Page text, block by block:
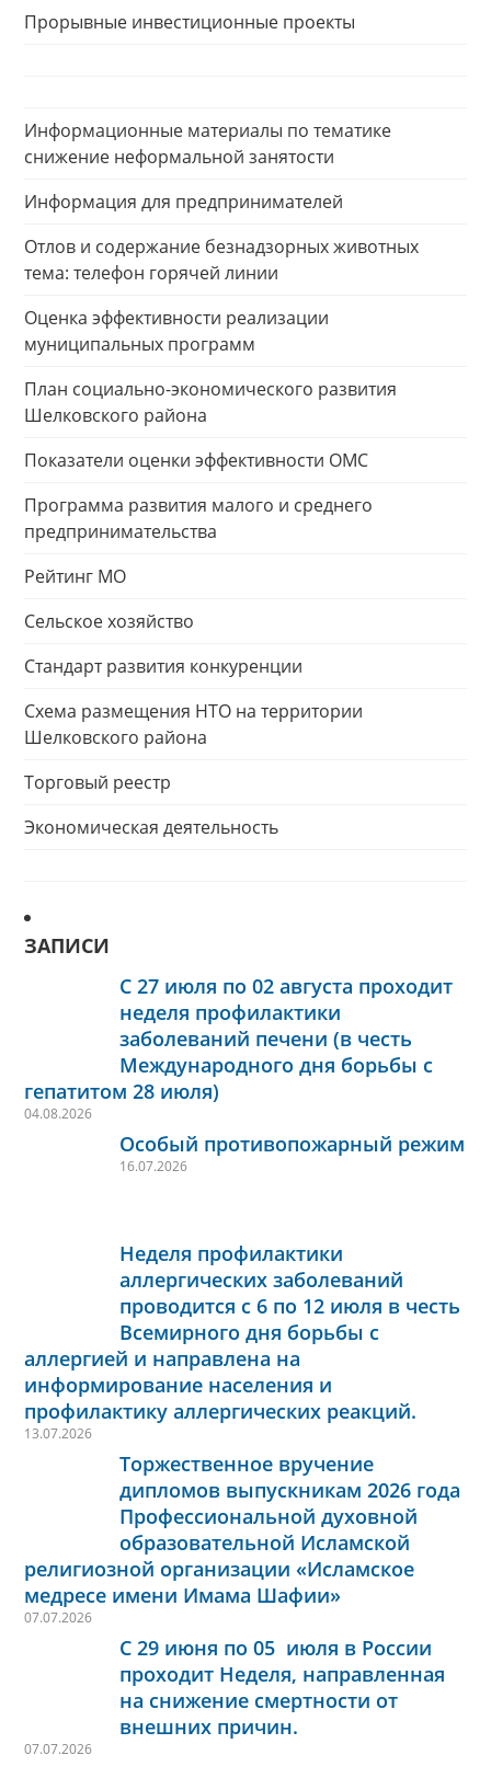
Прорывные инвестиционные проекты
Информационные материалы по тематике
снижение неформальной занятости
Информация для предпринимателей
Отлов и содержание безнадзорных животных
тема: телефон горячей линии
Оценка эффективности реализации
муниципальных программ
План социально-экономического развития
Шелковского района
Показатели оценки эффективности ОМС
Программа развития малого и среднего
предпринимательства
Рейтинг МО
Сельское хозяйство
Стандарт развития конкуренции
Схема размещения НТО на территории
Шелковского района
Торговый реестр
Экономическая деятельность
ЗАПИСИ
С 27 июля по 02 августа проходит
неделя профилактики
заболеваний печени (в честь
Международного дня борьбы с
гепатитом 28 июля)
04.08.2026
Особый противопожарный режим
16.07.2026
Неделя профилактики
аллергических заболеваний
проводится с 6 по 12 июля в честь
Всемирного дня борьбы с
аллергией и направлена на
информирование населения и
профилактику аллергических реакций.
13.07.2026
Торжественное вручение
дипломов выпускникам 2026 года
Профессиональной духовной
образовательной Исламской
религиозной организации «Исламское
медресе имени Имама Шафии»
07.07.2026
С 29 июня по 05 июля в России
проходит Неделя, направленная
на снижение смертности от
внешних причин.
07.07.2026